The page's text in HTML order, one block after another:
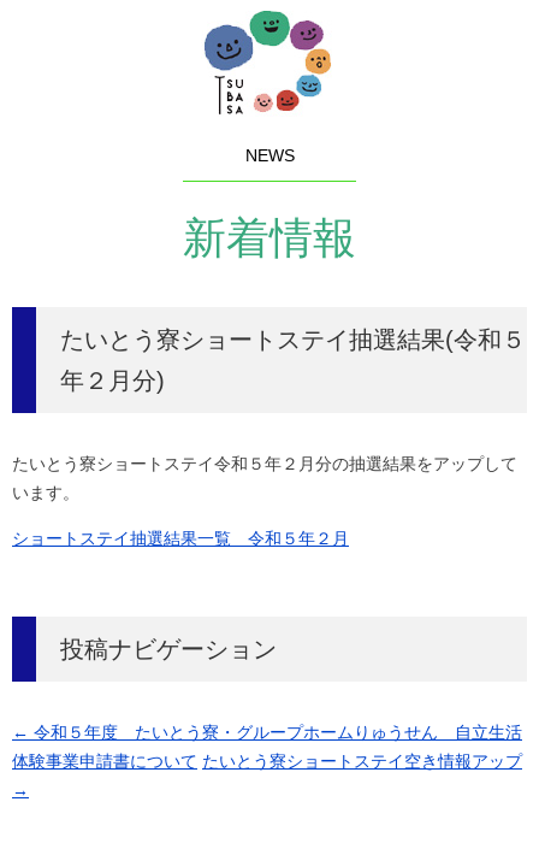
NEWS
新着情報
たいとう寮ショートステイ抽選結果(令和５
年２月分)
たいとう寮ショートステイ令和５年２月分の抽選結果をアップして
います。
ショートステイ抽選結果一覧 令和５年２月
投稿ナビゲーション
← 令和５年度 たいとう寮・グループホームりゅうせん 自立生活
体験事業申請書について たいとう寮ショートステイ空き情報アップ
→